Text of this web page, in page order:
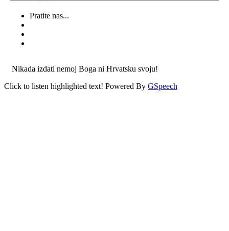
Pratite nas...
Nikada izdati nemoj Boga ni Hrvatsku svoju!
Click to listen highlighted text! Powered By GSpeech